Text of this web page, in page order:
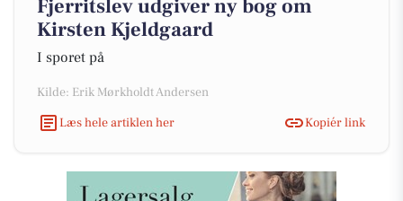
Fjerritslev udgiver ny bog om
Kirsten Kjeldgaard
I sporet på
Kilde: Erik Mørkholdt Andersen
Læs hele artiklen her
Kopiér link